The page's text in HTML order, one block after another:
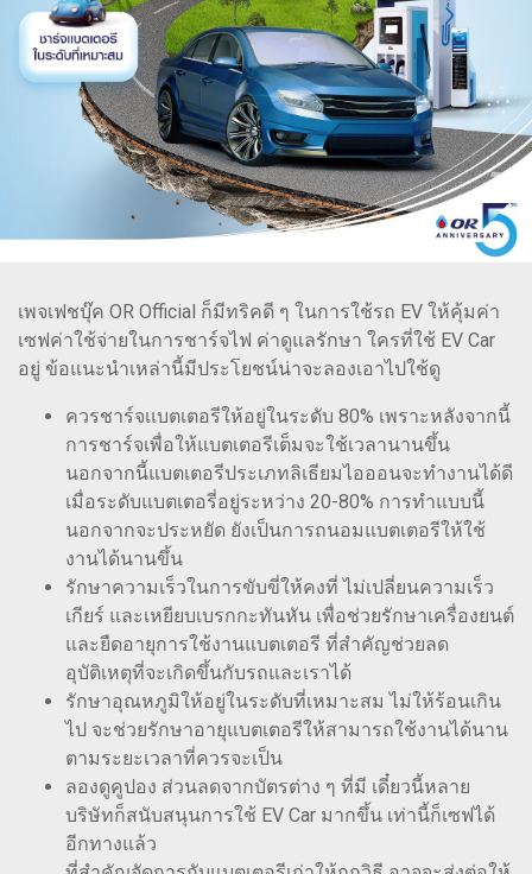
เพจเฟชบุ๊ค OR Official ก็มีทริคดี ๆ ในการใช้รถ EV ให้คุ้มค่า
เซฟค่าใช้จ่ายในการชาร์จไฟ ค่าดูแลรักษา ใครที่ใช้ EV Car
อยู่ ข้อแนะนำเหล่านี้มีประโยชน์น่าจะลองเอาไปใช้ดู
ควรชาร์จเเบตเตอรีให้อยู่ในระดับ 80% เพราะหลังจากนี้
การชาร์จเพื่อให้แบตเตอรีเต็มจะใช้เวลานานขึ้น
นอกจากนี้แบตเตอรีประเภทลิเธียมไอออนจะทำงานได้ดี
เมื่อระดับแบตเตอรี่อยู่ระหว่าง 20-80% การทำแบบนี้
นอกจากจะประหยัด ยังเป็นการถนอมแบตเตอรีให้ใช้
งานได้นานขึ้น
รักษาความเร็วในการขับขี่ให้คงที่ ไม่เปลี่ยนความเร็ว
เกียร์ และเหยียบเบรกกะทันหัน เพื่อช่วยรักษาเครื่องยนต์
และยืดอายุการใช้งานแบตเตอรี ที่สำคัญช่วยลด
อุบัติเหตุที่จะเกิดขึ้นกับรถและเราได้
รักษาอุณหภูมิให้อยู่ในระดับที่เหมาะสม ไม่ให้ร้อนเกิน
ไป จะช่วยรักษาอายุแบตเตอรีให้สามารถใช้งานได้นาน
ตามระยะเวลาที่ควรจะเป็น
ลองดูคูปอง ส่วนลดจากบัตรต่าง ๆ ที่มี เดี๋ยวนี้หลาย
บริษัทก็สนับสนุนการใช้ EV Car มากขึ้น เท่านี้ก็เซฟได้
อีกทางแล้ว